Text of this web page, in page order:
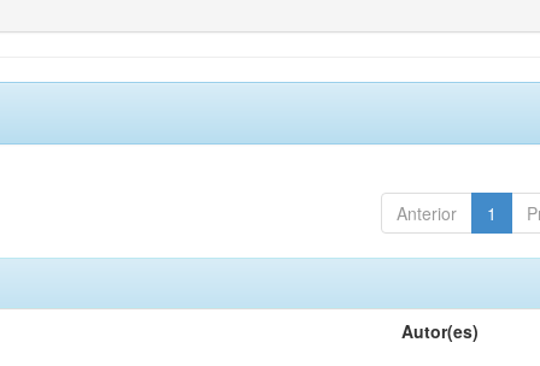
Anterior 1
Autor(es)